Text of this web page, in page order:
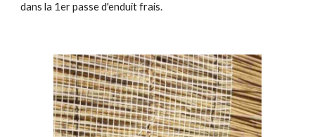
dans la 1er passe d'enduit frais.